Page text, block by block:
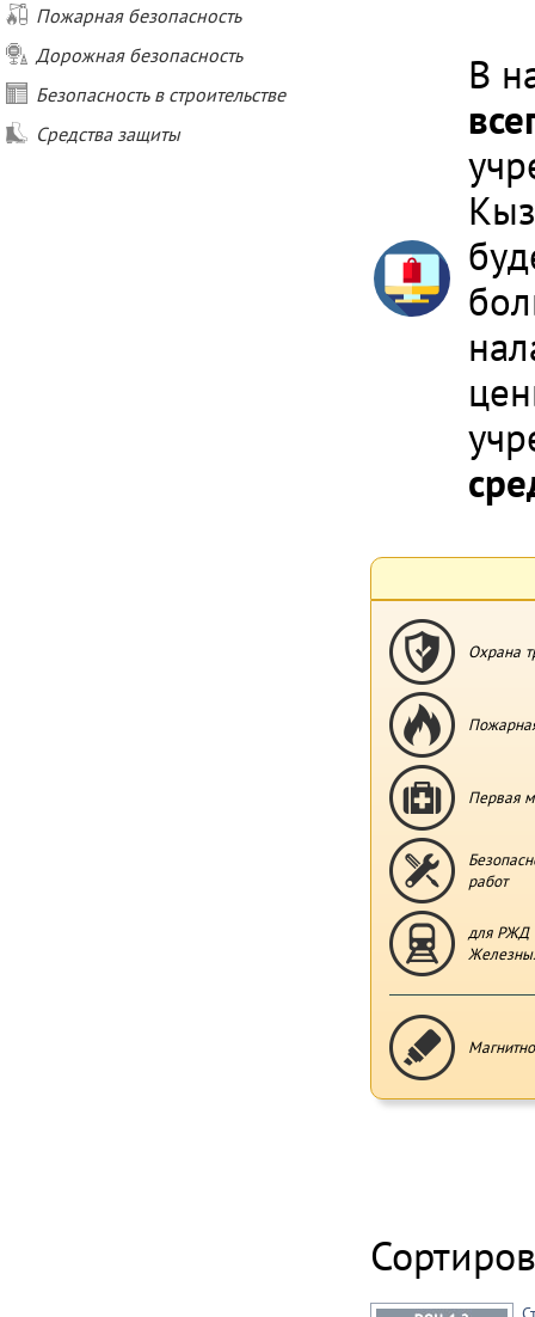
Пожарная безопасность
Дорожная безопасность
Безопасность в строительстве
Средства защиты
В
Охрана
Первая
работ
для РЖД